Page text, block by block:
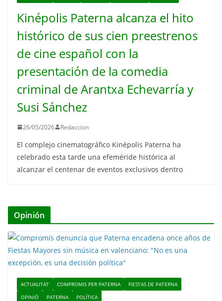
Kinépolis Paterna alcanza el hito
histórico de sus cien preestrenos
de cine español con la
presentación de la comedia
criminal de Arantxa Echevarría y
Susi Sánchez
26/05/2026 Redaccion
El complejo cinematográfico Kinépolis Paterna ha
celebrado esta tarde una efeméride histórica al
alcanzar el centenar de eventos exclusivos dentro
Opinión
ACTUALITAT COMPROMIS PER PATERNA
FIESTAS DE PATERNA
OPINIÓ
PATERNA POLÍTICA